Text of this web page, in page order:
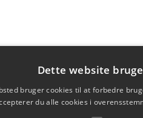
Dette website
bruger cookies til at forbedre
du alle cookies i